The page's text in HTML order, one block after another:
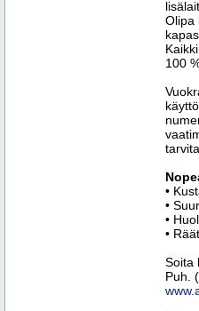
Olipa
100
•
•
•
•
Soita
Puh.